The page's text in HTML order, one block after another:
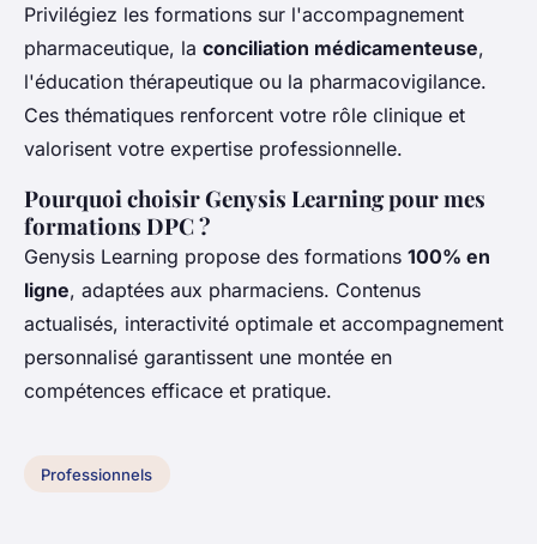
Privilégiez les formations sur l'accompagnement
pharmaceutique, la conciliation médicamenteuse,
l'éducation thérapeutique ou la pharmacovigilance.
Ces thématiques renforcent votre rôle clinique et
valorisent votre expertise professionnelle.
Pourquoi choisir Genysis Learning pour mes
formations DPC ?
Genysis Learning propose des formations 100% en
ligne, adaptées aux pharmaciens. Contenus
actualisés, interactivité optimale et accompagnement
personnalisé garantissent une montée en
compétences efficace et pratique.
Professionnels